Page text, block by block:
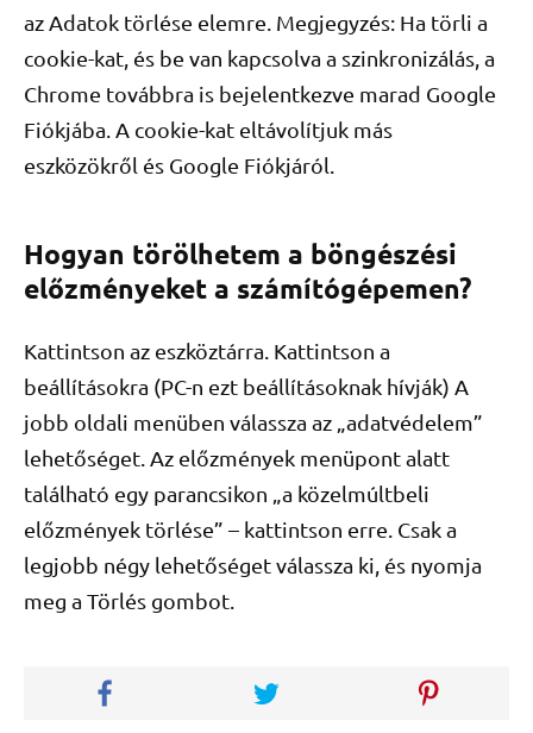
az Adatok törlése elemre. Megjegyzés: Ha törli a
cookie-kat, és be van kapcsolva a szinkronizálás, a
Chrome továbbra is bejelentkezve marad Google
Fiókjába. A cookie-kat eltávolítjuk más
eszközökről és Google Fiókjáról.
Hogyan törölhetem a böngészési
előzményeket a számítógépemen?
Kattintson az eszköztárra. Kattintson a
beállításokra (PC-n ezt beállításoknak hívják) A
jobb oldali menüben válassza az „adatvédelem”
lehetőséget. Az előzmények menüpont alatt
található egy parancsikon „a közelmúltbeli
előzmények törlése” – kattintson erre. Csak a
legjobb négy lehetőséget válassza ki, és nyomja
meg a Törlés gombot.